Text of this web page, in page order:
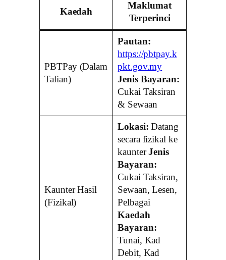
Kaedah
Maklumat
Terperinci
PBTPay (Dalam
Talian)
Pautan:
https://pbtpay.k
pkt.gov.my
Jenis Bayaran:
Cukai Taksiran
& Sewaan
Kaunter Hasil
(Fizikal)
Lokasi: Datang
secara fizikal ke
kaunterJenis
Bayaran:
Cukai Taksiran,
Sewaan, Lesen,
Pelbagai
Kaedah
Bayaran:
Tunai, Kad
Debit, Kad